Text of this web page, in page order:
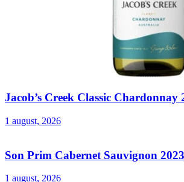
Jacob’s Creek Classic Chardonnay
1 august, 2026
Son Prim Cabernet Sauvignon 2023
1 august, 2026